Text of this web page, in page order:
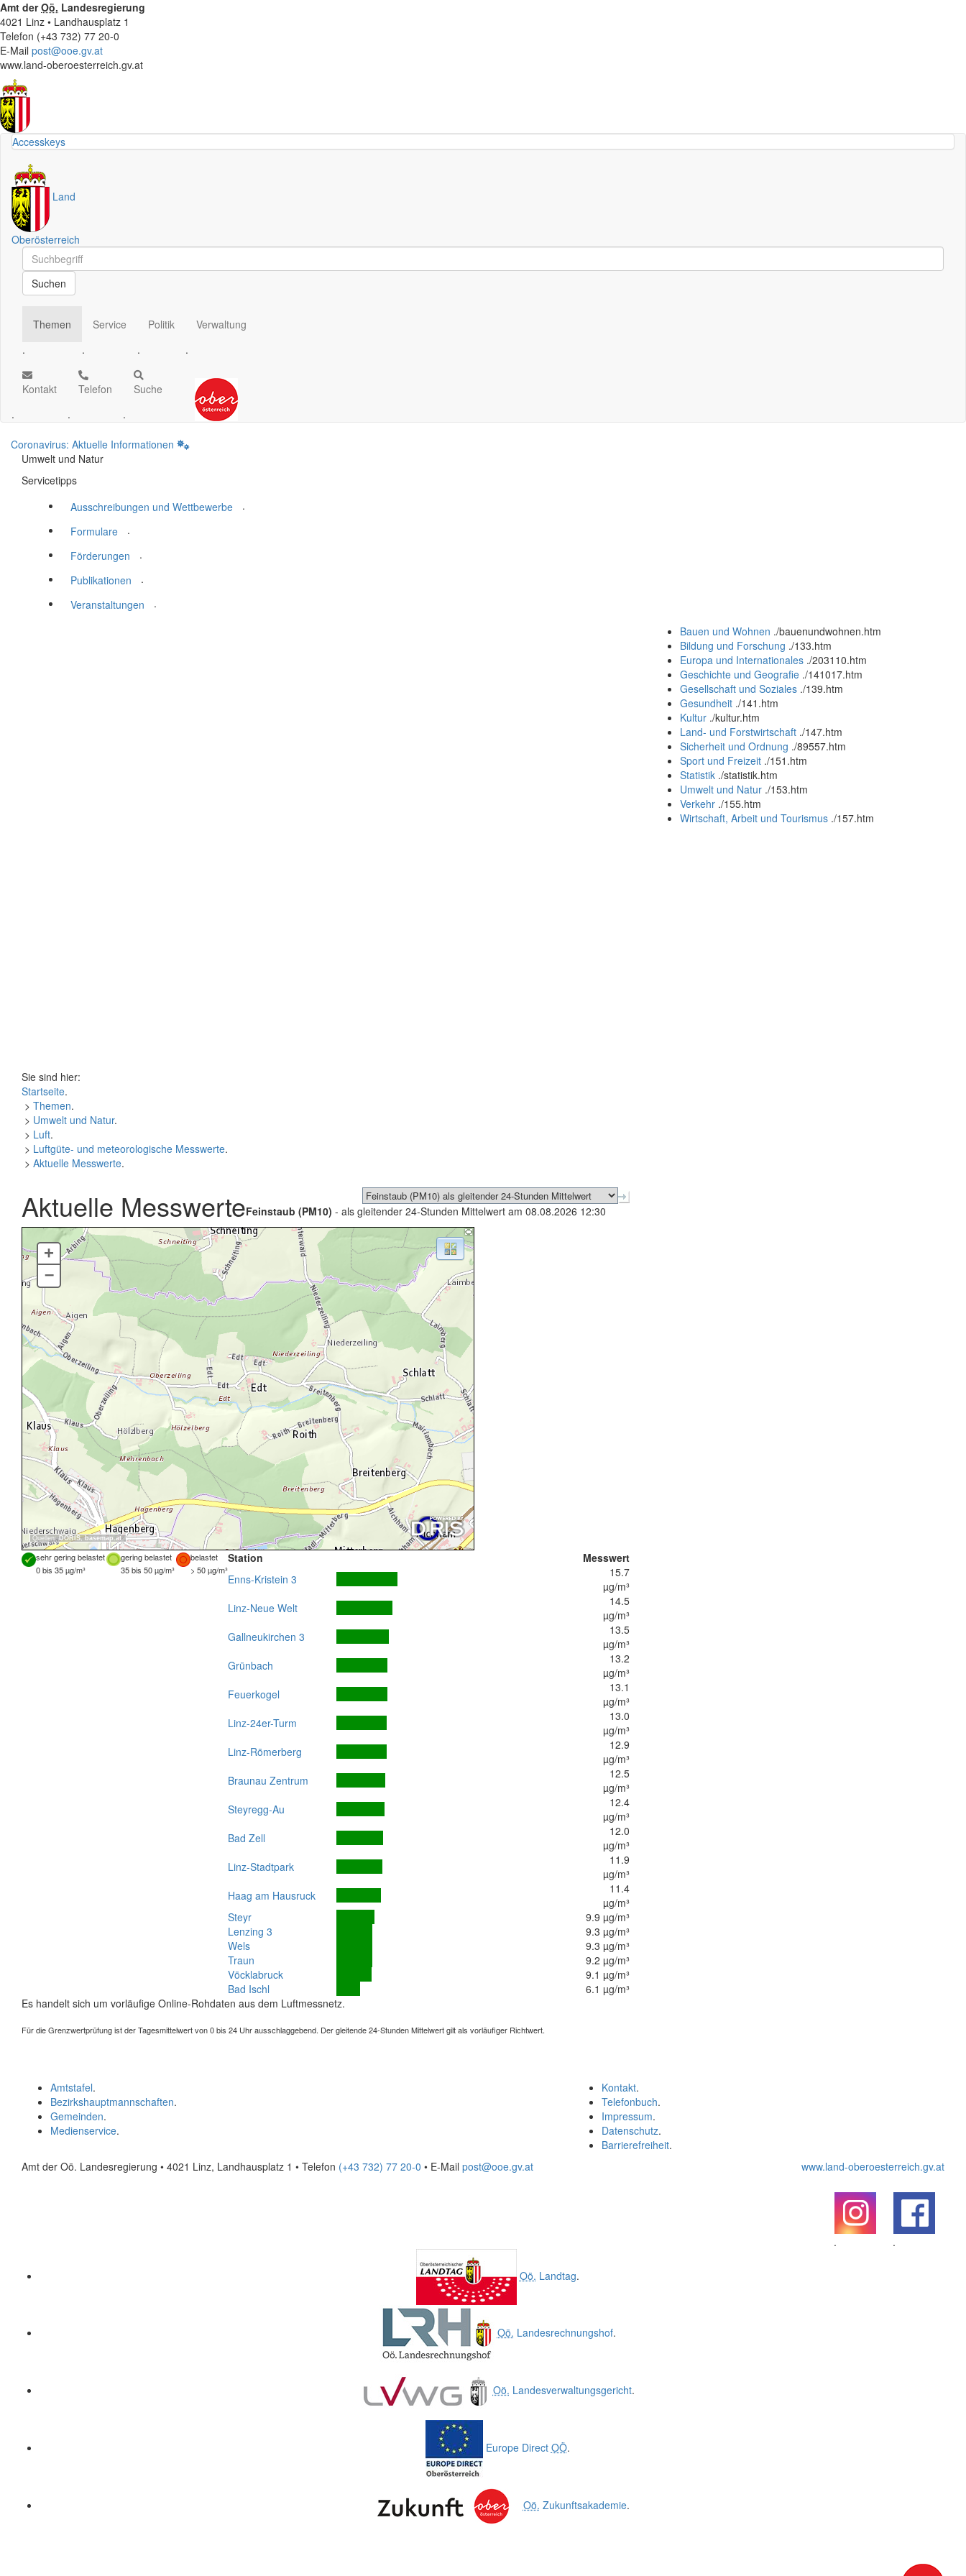
Amt derOö. Landesregierung
4021 Linz • Landhausplatz 1
Telefon (+43 732) 77 20-0
E-Mail post@ooe.gv.at
www.land-oberoesterreich.gv.at
Accesskeys
Land
Oberösterreich
Schnellsuche
Schnellsuche
Suchen
Themen
.
Service
.
Politik
.
Verwaltung
.
Kontakt
.
Telefon
.
Suche
.
Coronavirus: Aktuelle Informationen
Umwelt und Natur
Servicetipps
Ausschreibungen und Wettbewerbe
.
Formulare
.
Förderungen
.
Publikationen
.
Veranstaltungen
.
Bauen und Wohnen ./bauenundwohnen.htm
Bildung und Forschung ./133.htm
Europa und Internationales ./203110.htm
Geschichte und Geografie ./141017.htm
Gesellschaft und Soziales ./139.htm
Gesundheit ./141.htm
Kultur ./kultur.htm
Land- und Forstwirtschaft ./147.htm
Sicherheit und Ordnung ./89557.htm
Sport und Freizeit ./151.htm
Statistik ./statistik.htm
Umwelt und Natur ./153.htm
Verkehr ./155.htm
Wirtschaft, Arbeit und Tourismus ./157.htm
Sie sind hier:
Startseite.
> Themen.
> Umwelt und Natur.
> Luft.
> Luftgüte- und meteorologische Messwerte.
> Aktuelle Messwerte.
Aktuelle MesswerteFeinstaub (PM10) - als gleitender 24-Stunden Mittelwert am 08.08.2026 12:30
Quellen: DORIS,basemap.at
+
–
sehr gering belastet gering belastet
belastet
0 bis 35 µg/m³
35 bis 50 µg/m³ > 50 µg/m³
Station
Messwert
Enns-Kristein 3
15.7
µg/m³
Linz-Neue Welt
14.5
µg/m³
Gallneukirchen 3
13.5
µg/m³
Grünbach
13.2
µg/m³
Feuerkogel
13.1
µg/m³
Linz-24er-Turm
13.0
µg/m³
Linz-Römerberg
12.9
µg/m³
Braunau Zentrum
12.5
µg/m³
Steyregg-Au
12.4
µg/m³
Bad Zell
12.0
µg/m³
Linz-Stadtpark
11.9
µg/m³
Haag am Hausruck
11.4
µg/m³
Steyr
9.9 µg/m³
Lenzing 3
9.3 µg/m³
Wels
9.3 µg/m³
Traun
9.2 µg/m³
Vöcklabruck
9.1 µg/m³
Bad Ischl
6.1 µg/m³
Es handelt sich um vorläufige Online-Rohdaten aus dem Luftmessnetz.
Für die Grenzwertprüfung ist der Tagesmittelwert von 0 bis 24 Uhr ausschlaggebend. Der gleitende 24-Stunden Mittelwert gilt als vorläufiger Richtwert.
Kontakt.
Telefonbuch.
Impressum.
Datenschutz.
Barrierefreiheit.
Amtstafel.
Bezirkshauptmannschaften.
Gemeinden.
Medienservice.
Amt der Oö. Landesregierung • 4021 Linz, Landhausplatz 1 • Telefon (+43 732) 77 20-0 • E-Mail post@ooe.gv.at www.land-oberoesterreich.gv.at
.
.
Oö. Landtag.
Oö. Landesrechnungshof.
Oö. Landesverwaltungsgericht.
Europe Direct OÖ.
Oö. Zukunftsakademie.